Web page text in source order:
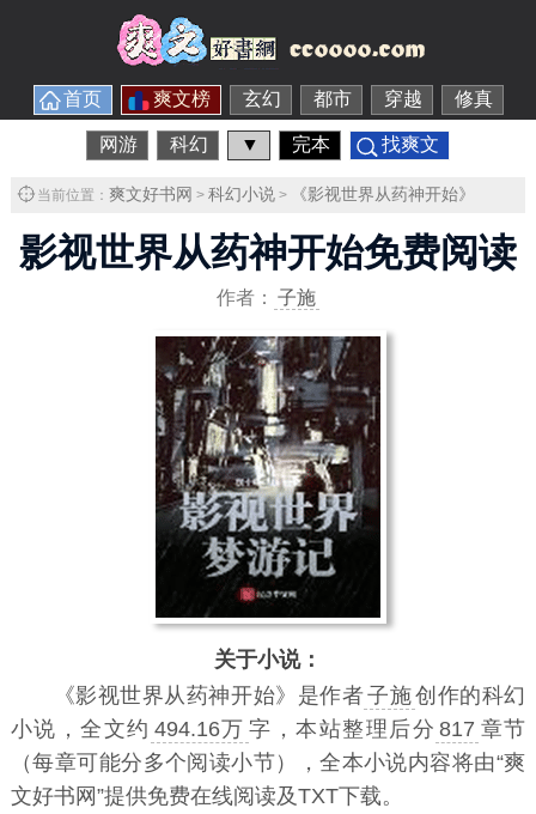
首页 爽文榜 玄幻 都市 穿越 修真
网游 科幻 ▼ 完本 找爽文
当前位置： 爽文好书网 > 科幻小说> 《影视世界从药神开始》
影视世界从药神开始免费阅读
作者： 子施
关于小说：
《影视世界从药神开始》是作者子施创作的科幻
小说，全文约 494.16万 字，本站整理后分 817 章节
（每章可能分多个阅读小节），全本小说内容将由“爽
文好书网”提供免费在线阅读及TXT下载。